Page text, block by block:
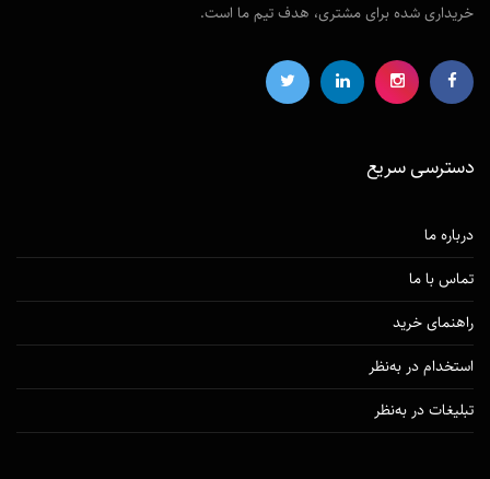
خریداری شده برای مشتری، هدف تیم ما است.
دسترسی‌ سریع
درباره ما
تماس با ما
راهنمای خرید
استخدام در به‌نظر
تبلیغات در به‌نظر